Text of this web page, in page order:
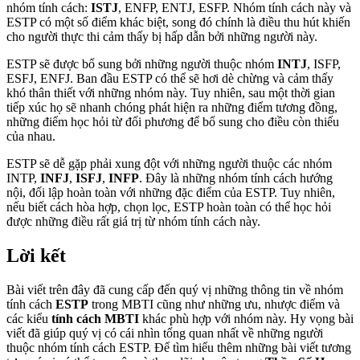
nhóm tính cách: ISTJ, ENFP, ENTJ, ESFP. Nhóm tính cách này và
ESTP có một số điểm khác biệt, song đó chính là điều thu hút khiến
cho người thực thi cảm thấy bị hấp dẫn bởi những người này.
ESTP sẽ được bổ sung bởi những người thuộc nhóm INTJ, ISFP,
ESFJ, ENFJ. Ban đầu ESTP có thể sẽ hơi dè chừng và cảm thấy
khó thân thiết với những nhóm này. Tuy nhiên, sau một thời gian
tiếp xúc họ sẽ nhanh chóng phát hiện ra những điểm tương đồng,
những điểm học hỏi từ đối phương để bổ sung cho điều còn thiếu
của nhau.
ESTP sẽ dễ gặp phải xung đột với những người thuộc các nhóm
INTP, INFJ, ISFJ, INFP. Đây là những nhóm tính cách hướng
nội, đối lập hoàn toàn với những đặc điểm của ESTP. Tuy nhiên,
nếu biết cách hòa hợp, chọn lọc, ESTP hoàn toàn có thể học hỏi
được những điều rất giá trị từ nhóm tính cách này.
Lời kết
Bài viết trên đây đã cung cấp đến quý vị những thông tin về nhóm
tính cách ESTP trong MBTI cũng như những ưu, nhược điểm và
các kiểu tính cách MBTI khác phù hợp với nhóm này. Hy vọng bài
viết đã giúp quý vị có cái nhìn tổng quan nhất về những người
thuộc nhóm tính cách ESTP. Để tìm hiểu thêm những bài viết tương